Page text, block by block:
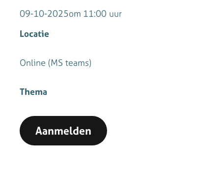
09-10-2025
11:00 uur
Locatie
Online (MS teams)
Thema
Aanmelden